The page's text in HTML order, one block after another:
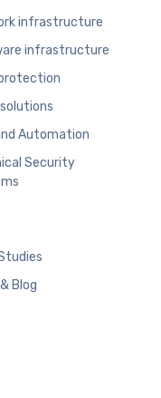
infrastructure
infrastructure
Automation
Security
Blog